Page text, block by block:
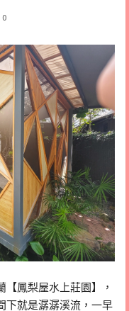
0
鳳梨屋水上莊園】，
下就是潺潺溪流，一早